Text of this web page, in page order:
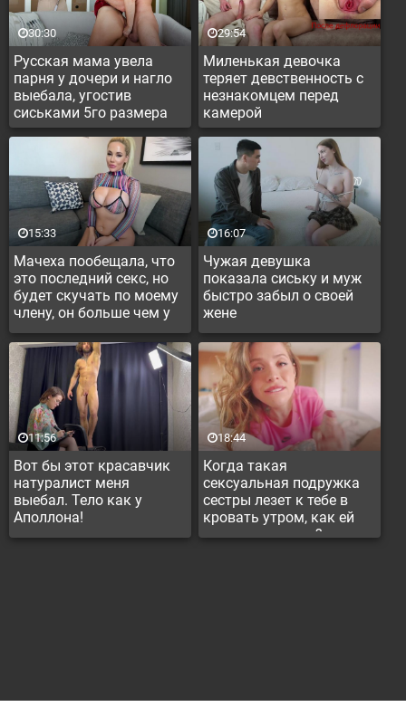
Русская мама увела
парня у дочери и нагло
выебала, угостив
сиськами 5го размера
30:30
Миленькая девочка
теряет девственность с
незнакомцем перед
камерой
29:54
Мачеха пообещала, что
это последний секс, но
будет скучать по моему
члену, он больше чем у
отца
15:33
Чужая девушка
показала сиську и муж
быстро забыл о своей
жене
16:07
Вот бы этот красавчик
натуралист меня
выебал. Тело как у
Аполлона!
11:56
Когда такая
сексуальная подружка
сестры лезет к тебе в
кровать утром, как ей
можно отказать?
18:44